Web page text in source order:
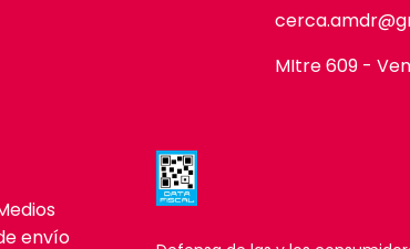
MItre 609 -
envío